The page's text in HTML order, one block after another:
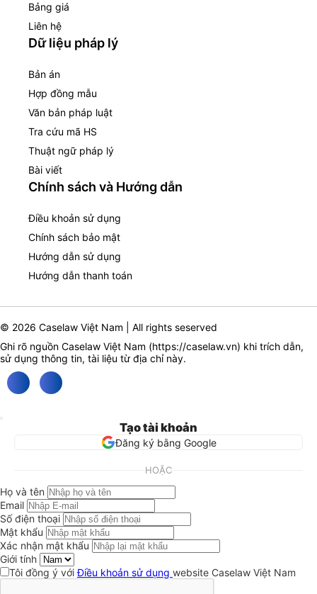
Bảng giá
Liên hệ
Dữ liệu pháp lý
Bản án
Hợp đồng mẫu
Văn bản pháp luật
Tra cứu mã HS
Thuật ngữ pháp lý
Bài viết
Chính sách và Hướng dẫn
Điều khoản sử dụng
Chính sách bảo mật
Hướng dẫn sử dụng
Hướng dẫn thanh toán
© 2026 Caselaw Việt Nam | All rights seserved
Ghi rõ nguồn Caselaw Việt Nam (https://caselaw.vn) khi trích dẫn,
sử dụng thông tin, tài liệu từ địa chỉ này.
Tạo tài khoản
Đăng ký bằng Google
HOẶC
Họ và tên
Email
Số điện thoại
Mật khẩu
Xác nhận mật khẩu
Giới tính
Tôi đồng ý vớiĐiều khoản sử dụng website Caselaw Việt Nam